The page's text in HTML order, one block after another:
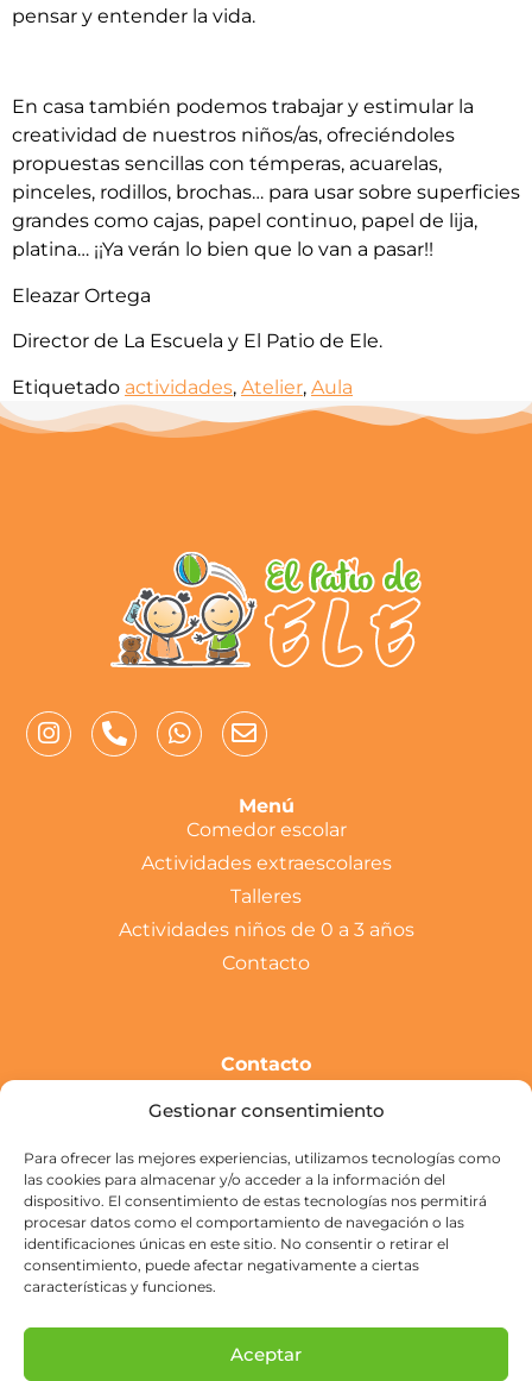
Gestionar consentimiento
Para ofrecer las mejores experiencias, utilizamos tecnologías como
las cookies para almacenar y/o acceder a la información del
dispositivo. El consentimiento de estas tecnologías nos permitirá
procesar datos como el comportamiento de navegación o las
identificaciones únicas en este sitio. No consentir o retirar el
consentimiento, puede afectar negativamente a ciertas
características y funciones.
Aceptar
pensar y entender la vida.
En casa también podemos trabajar y estimular la
creatividad de nuestros niños/as, ofreciéndoles
propuestas sencillas con témperas, acuarelas,
pinceles, rodillos, brochas… para usar sobre superficies
grandes como cajas, papel continuo, papel de lija,
platina… ¡¡Ya verán lo bien que lo van a pasar!!
Eleazar Ortega
Director de La Escuela y El Patio de Ele.
Etiquetado actividades, Atelier, Aula
Menú
Comedor escolar
Actividades extraescolares
Talleres
Actividades niños de 0 a 3 años
Contacto
Contacto
Telde Gran Canaria
928 582 964
695 467 106
info@elpatiodeele.com
Lunes a Viernes
de 06:45 a 17:00 horas.